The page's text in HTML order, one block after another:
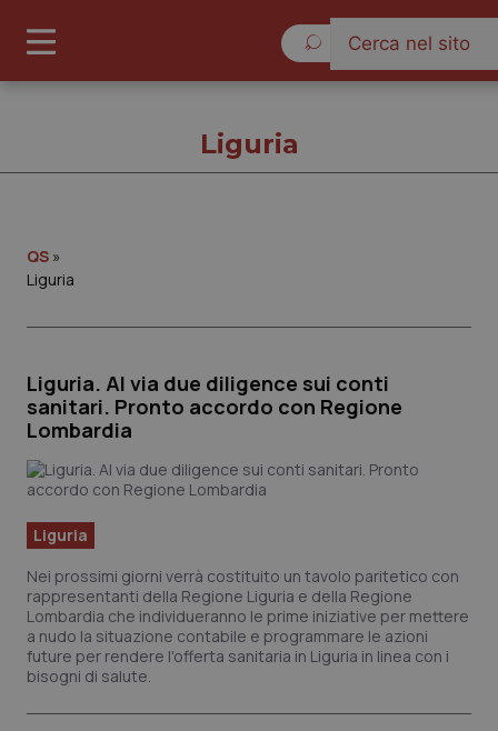
Governo e Parlamento
Regioni e Asl
Lavoro e Professioni
Scienza e Farmaci
Studi e Analisi
Lettere al direttore
Edizioni Regionali
Liguria
QS »
Liguria
Liguria. Al via due diligence sui conti
sanitari. Pronto accordo con Regione
Lombardia
Liguria
Nei prossimi giorni verrà costituito un tavolo paritetico con
rappresentanti della Regione Liguria e della Regione
Lombardia che individueranno le prime iniziative per mettere
a nudo la situazione contabile e programmare le azioni
future per rendere l'offerta sanitaria in Liguria in linea con i
bisogni di salute.